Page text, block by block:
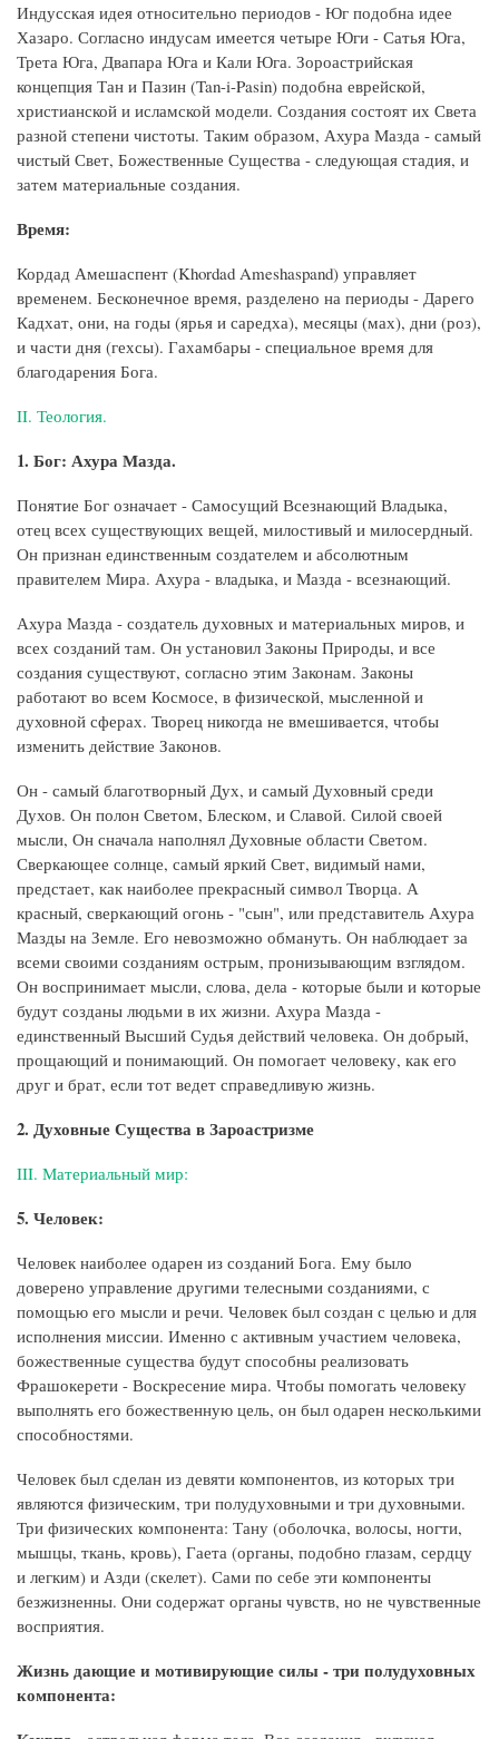
Индусская идея относительно периодов - Юг подобна идее
Хазаро. Согласно индусам имеется четыре Юги - Сатья Юга,
Трета Юга, Двапара Юга и Кали Юга. Зороастрийская
концепция Тан и Пазин (Tan-i-Pasin) подобна еврейской,
христианской и исламской модели. Создания состоят их Света
разной степени чистоты. Таким образом, Ахура Мазда - самый
чистый Свет, Божественные Существа - следующая стадия, и
затем материальные создания.
Время:
Кордад Амешаспент (Khordad Ameshaspand) управляет
временем. Бесконечное время, разделено на периоды - Дарего
Кадхат, они, на годы (ярья и саредха), месяцы (мах), дни (роз),
и части дня (гехсы). Гахамбары - специальное время для
благодарения Бога.
II. Теология.
1. Бог: Ахура Мазда.
Понятие Бог означает - Самосущий Всезнающий Владыка,
отец всех существующих вещей, милостивый и милосердный.
Он признан единственным создателем и абсолютным
правителем Мира. Ахура - владыка, и Мазда - всезнающий.
Ахура Мазда - создатель духовных и материальных миров, и
всех созданий там. Он установил Законы Природы, и все
создания существуют, согласно этим Законам. Законы
работают во всем Космосе, в физической, мысленной и
духовной сферах. Творец никогда не вмешивается, чтобы
изменить действие Законов.
Он - самый благотворный Дух, и самый Духовный среди
Духов. Он полон Светом, Блеском, и Славой. Силой своей
мысли, Он сначала наполнял Духовные области Светом.
Сверкающее солнце, самый яркий Свет, видимый нами,
предстает, как наиболее прекрасный символ Творца. А
красный, сверкающий огонь - "сын", или представитель Ахура
Мазды на Земле. Его невозможно обмануть. Он наблюдает за
всеми своими созданиям острым, пронизывающим взглядом.
Он воспринимает мысли, слова, дела - которые были и которые
будут созданы людьми в их жизни. Ахура Мазда -
единственный Высший Судья действий человека. Он добрый,
прощающий и понимающий. Он помогает человеку, как его
друг и брат, если тот ведет справедливую жизнь.
2. Духовные Существа в Зароастризме
III. Материальный мир:
5. Человек:
Человек наиболее одарен из созданий Бога. Ему было
доверено управление другими телесными созданиями, с
помощью его мысли и речи. Человек был создан с целью и для
исполнения миссии. Именно с активным участием человека,
божественные существа будут способны реализовать
Фрашокерети - Воскресение мира. Чтобы помогать человеку
выполнять его божественную цель, он был одарен несколькими
способностями.
Человек был сделан из девяти компонентов, из которых три
являются физическим, три полудуховными и три духовными.
Три физических компонента: Тану (оболочка, волосы, ногти,
мышцы, ткань, кровь), Гаета (органы, подобно глазам, сердцу
и легким) и Азди (скелет). Сами по себе эти компоненты
безжизненны. Они содержат органы чувств, но не чувственные
восприятия.
Жизнь дающие и мотивирующие силы - три полудуховных
компонента: